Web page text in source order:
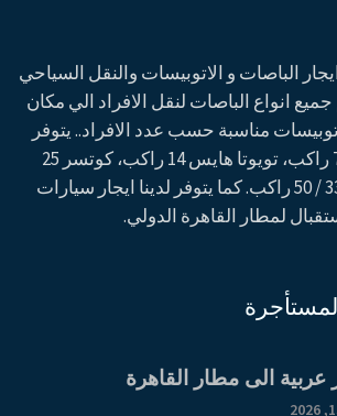
الباصات و الاتوبيسات والنقل السياحي
انواع الباصات لنقل الافراد الي مكان
مناسبة حسب عدد الافراد.. يتوفر
لدينا فان اتش وان 7 راكب، تويوتا هايس 14 راكب، كوتسر 25
راكب، باصات 28 / 33 / 50 راكب. كما يتوفر لدينا ايجار سيارات
لمطار القاهرة الدولي.
عربية الى مطار القاهرة